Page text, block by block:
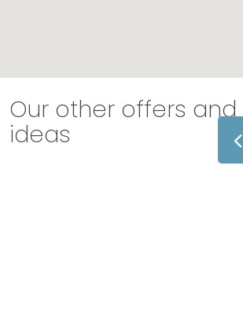
Our other offers
ideas